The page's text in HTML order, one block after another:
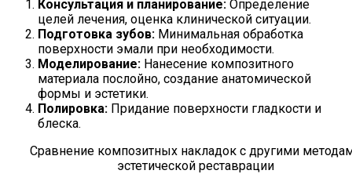
Консультация и планирование: Определение
целей лечения, оценка клинической ситуации.
Подготовка зубов: Минимальная обработка
поверхности эмали при необходимости.
Моделирование: Нанесение композитного
материала послойно, создание анатомической
формы и эстетики.
Полировка: Придание поверхности гладкости и
блеска.
Сравнение композитных накладок с другими
эстетической реставрации